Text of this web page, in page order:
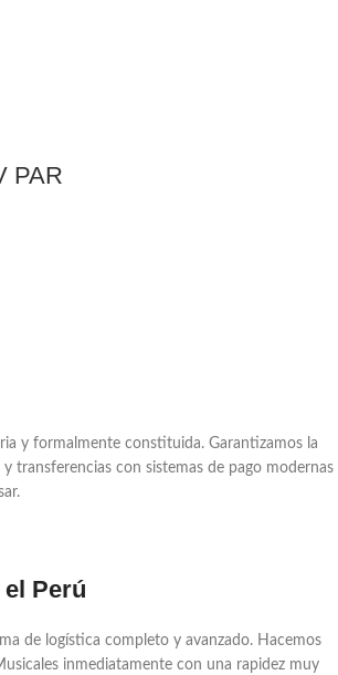
PAR
y formalmente constituida. Garantizamos la
y transferencias con sistemas de pago modernas
Perú
de logística completo y avanzado. Hacemos
inmediatamente con una rapidez muy